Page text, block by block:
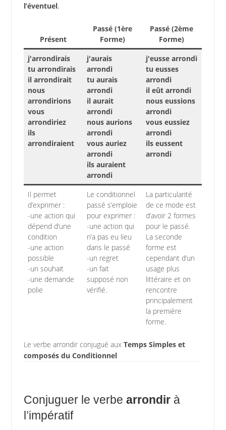
l’éventuel.
Présent
Passé (1ère
Forme)
Passé (2ème
Forme)
j'arrondirais
tu arrondirais
il arrondirait
nous
arrondirions
vous
arrondiriez
ils
arrondiraient
j'aurais
arrondi
tu aurais
arrondi
il aurait
arrondi
nous aurions
arrondi
vous auriez
arrondi
ils auraient
arrondi
j'eusse arrondi
tu eusses
arrondi
il eût arrondi
nous eussions
arrondi
vous eussiez
arrondi
ils eussent
arrondi
Il permet
d’exprimer :
-une action qui
dépend d’une
condition
-une action
possible
-un souhait
-une demande
polie
Le conditionnel
passé s’emploie
pour exprimer :
-une action qui
n’a pas eu lieu
dans le passé
-un regret
-un fait
supposé non
vérifié.
La particularité
de ce mode est
d’avoir 2 formes
pour le passé.
La seconde
forme est
cependant d’un
usage plus
littéraire et on
rencontre
principalement
la première
forme.
Le verbe arrondir conjugué aux Temps Simples et
composés du Conditionnel
Conjuguer le verbe arrondirà
l’impératif